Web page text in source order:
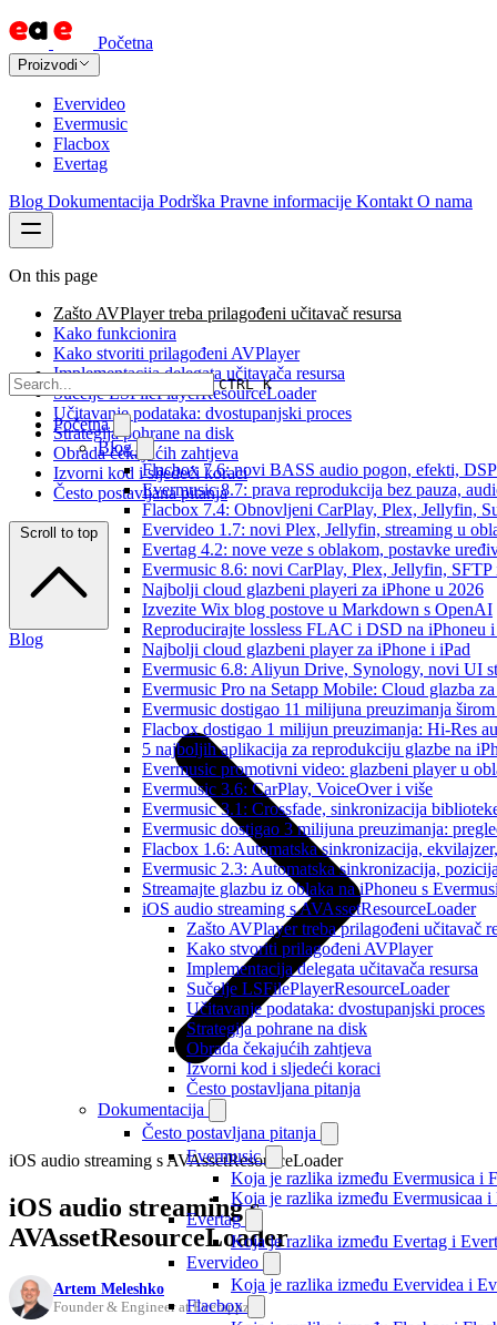
Početna
Proizvodi
Evervideo
Evermusic
Flacbox
Evertag
Blog Dokumentacija Podrška Pravne informacije Kontakt O nama
CTRL K
Početna
Blog
Flacbox 7.6: novi BASS audio pogon, efekti,
Evermusic 8.7: prava reprodukcija bez pauza,
Flacbox 7.4: Obnovljeni CarPlay, Plex, Jellyfin,
Evervideo 1.7: novi Plex, Jellyfin, streaming u
Evertag 4.2: nove veze s oblakom, postavke
Evermusic 8.6: novi CarPlay, Plex, Jellyfin,
Najbolji cloud glazbeni playeri za iPhone u 2026
Izvezite Wix blog postove u Markdown s OpenAI
Reproducirajte lossless FLAC i DSD na iPhoneu
Najbolji cloud glazbeni player za iPhone i iPad
Evermusic 6.8: Aliyun Drive, Synology, novi UI
Evermusic Pro na Setapp Mobile: Cloud glazba
Evermusic dostigao 11 milijuna preuzimanja
Flacbox dostigao 1 milijun preuzimanja: Hi-Res
5 najboljih aplikacija za reprodukciju glazbe na
Evermusic promotivni video: glazbeni player u
Evermusic 3.6: CarPlay, VoiceOver i više
Evermusic 3.1: Crossfade, sinkronizacija
Evermusic dostigao 3 milijuna preuzimanja:
Flacbox 1.6: Automatska sinkronizacija,
Evermusic 2.3: Automatska sinkronizacija,
Streamajte glazbu iz oblaka na iPhoneu s
iOS audio streaming s AVAssetResourceLoader
Zašto AVPlayer treba prilagođeni učitavač
Kako stvoriti prilagođeni AVPlayer
Implementacija delegata učitavača resursa
Sučelje LSFilePlayerResourceLoader
Učitavanje podataka: dvostupanjski proces
Strategija pohrane na disk
Obrada čekajućih zahtjeva
Izvorni kod i sljedeći koraci
Često postavljana pitanja
Dokumentacija
Često postavljana pitanja
Evermusic
Koja je razlika između Evermusica i
Koja je razlika između Evermusicaa i
Evertag
Koja je razlika između Evertag i
Evervideo
Koja je razlika između Evervidea i
Flacbox
On this page
Zašto AVPlayer treba prilagođeni učitavač resursa
Kako funkcionira
Kako stvoriti prilagođeni AVPlayer
Implementacija delegata učitavača resursa
Sučelje LSFilePlayerResourceLoader
Učitavanje podataka: dvostupanjski proces
Strategija pohrane na disk
Obrada čekajućih zahtjeva
Izvorni kod i sljedeći koraci
Često postavljana pitanja
Scroll to top
Blog
iOS audio streaming s AVAssetResourceLoader
iOS audio streaming s
AVAssetResourceLoader
Artem Meleshko
Founder & Engineer at Everappz